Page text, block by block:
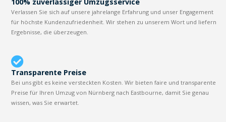
Verlassen Sie sich auf unsere jahrelange Erfahrung und unser Engagement
für höchste Kundenzufriedenheit. Wir stehen zu unserem Wort und liefern
Ergebnisse, die überzeugen.
Transparente Preise
Bei uns gibt es keine versteckten Kosten. Wir bieten faire und transparente
Preise für Ihren Umzug von Nürnberg nach Eastbourne, damit Sie genau
wissen, was Sie erwartet.